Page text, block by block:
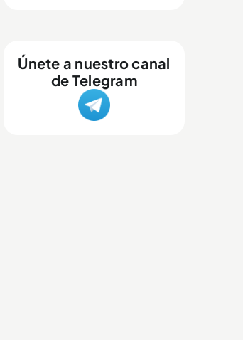
Únete a nuestro canal
de Telegram